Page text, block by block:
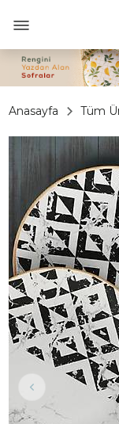
Anasayfa Tüm